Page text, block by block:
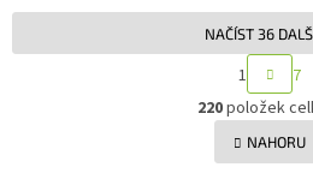
O
v
l
á
NAČÍST 36
T
R
Á
N
K
1
7
220položek
NAHORU